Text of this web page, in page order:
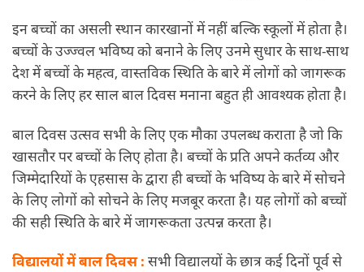
इन बच्चों का असली स्थान कारखानों में नहीं बल्कि स्कूलों में होता है।
बच्चों के उज्ज्वल भविष्य को बनाने के लिए उनमे सुधार के साथ-साथ
देश में बच्चों के महत्व, वास्तविक स्थिति के बारे में लोगों को जागरूक
करने के लिए हर साल बाल दिवस मनाना बहुत ही आवश्यक होता है।
बाल दिवस उत्सव सभी के लिए एक मौका उपलब्ध कराता है जो कि
खासतौर पर बच्चों के लिए होता है। बच्चों के प्रति अपने कर्तव्य और
जिम्मेदारियों के एहसास के द्वारा ही बच्चों के भविष्य के बारे में सोचने
के लिए लोगों को सोचने के लिए मजबूर करता है। यह लोगों को बच्चों
की सही स्थिति के बारे में जागरूकता उत्पन्न करता है।
विद्यालयों में बाल दिवस : सभी विद्यालयों के छात्र कई दिनों पूर्व से